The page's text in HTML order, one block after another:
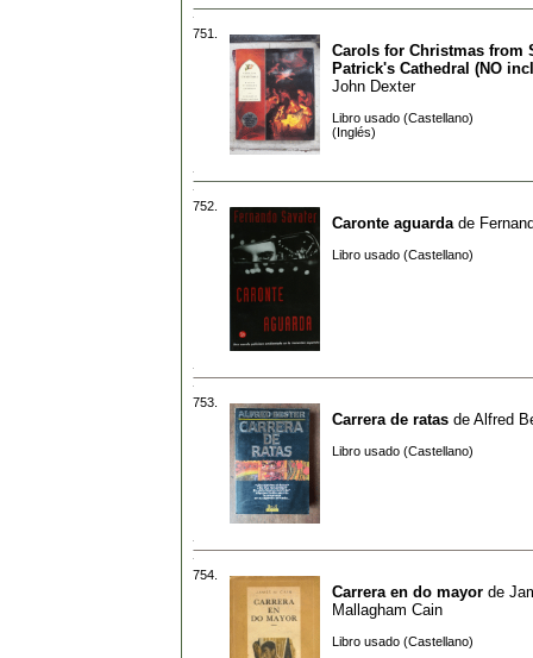
751.
Carols for Christmas from
Patrick's Cathedral (NO
John Dexter
Libro usado (Castellano)
(Inglés)
752.
Caronte aguarda de
Libro usado (Castellano)
753.
Carrera de ratas de Alfred
Libro usado (Castellano)
754.
Carrera en do mayor de
Mallagham Cain
Libro usado (Castellano)